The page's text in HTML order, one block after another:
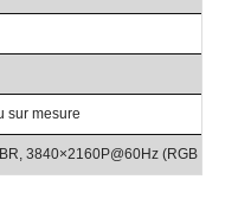
sur mesure
3840×2160P@60Hz (RGB 4:4:4)